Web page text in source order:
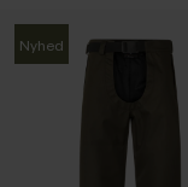
Nyhed